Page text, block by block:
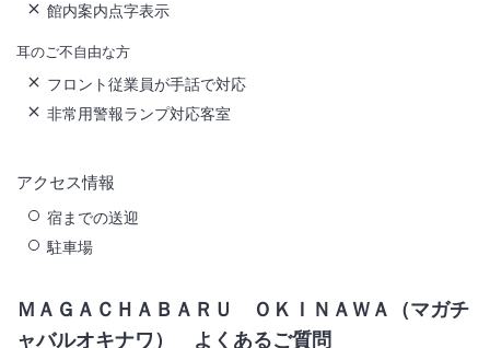
館内案内点字表示
耳のご不自由な方
フロント従業員が手話で対応
非常用警報ランプ対応客室
アクセス情報
宿までの送迎
駐車場
ＭＡＧＡＣＨＡＢＡＲＵ ＯＫＩＮＡＷＡ（マガチ
ャバルオキナワ）
よくあるご質問